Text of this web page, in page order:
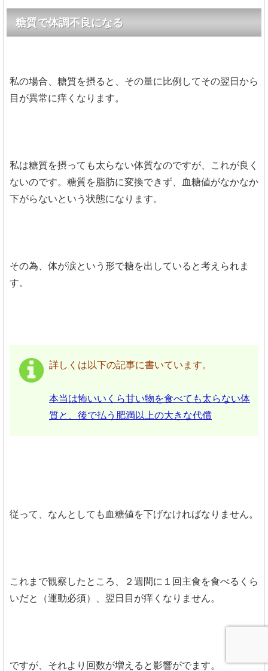
糖質で体調不良になる
私の場合、糖質を摂ると、その量に比例してその翌日から
目が異常に痒くなります。
私は糖質を摂っても太らない体質なのですが、これが良く
ないのです。糖質を脂肪に変換できず、血糖値がなかなか
下がらないという状態になります。
その為、体が涙という形で糖を出していると考えられま
す。
詳しくは以下の記事に書いています。
本当は怖いいくら甘い物を食べても太らない体
質と、後で払う肥満以上の大きな代償
従って、なんとしても血糖値を下げなければなりません。
これまで観察したところ、２週間に１回主食を食べるくら
いだと（運動必須）、翌日目が痒くなりません。
ですが、それより回数が増えると影響がでます。